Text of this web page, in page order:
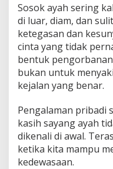
Sosok ayah sering
di luar, diam, dan
ketegasan dan
cinta yang tidak
bentuk
bukan untuk
kejalan yang benar.
Pengalaman pribadi
kasih sayang ayah
dikenali di awal.
ketika kita mampu
kedewasaan.